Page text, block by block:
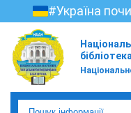
#Україна
бібліотека